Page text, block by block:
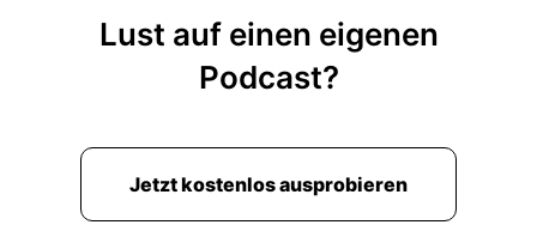
Lust auf einen eigenen
Podcast?
Jetzt kostenlos ausprobieren